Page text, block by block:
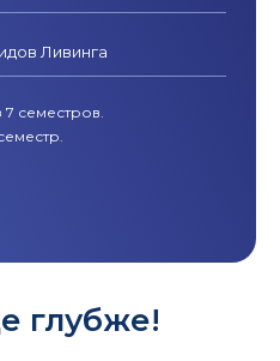
Ливинга
7 семестров.
глубже!